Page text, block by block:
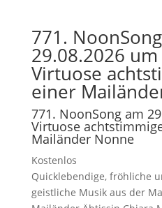
771.
29.08.2026
Virtuose
einer
771. NoonSong am
Virtuose
Mailänder Nonne
Kostenlos
Quicklebendige, fröhliche
geistliche Musik aus der